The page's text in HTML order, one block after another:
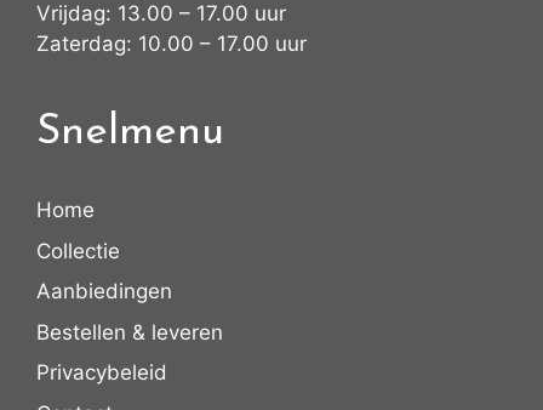
Vrijdag: 13.00 – 17.00 uur
Zaterdag: 10.00 – 17.00 uur
Snelmenu
Home
Collectie
Aanbiedingen
Bestellen & leveren
Privacybeleid